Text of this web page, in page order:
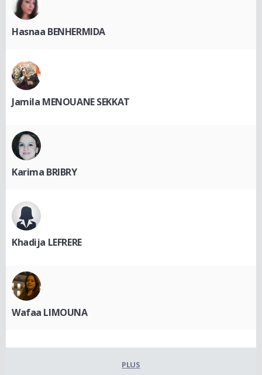
Hasnaa BENHERMIDA
Jamila MENOUANE SEKKAT
Karima BRIBRY
Khadija LEFRERE
Wafaa LIMOUNA
PLUS